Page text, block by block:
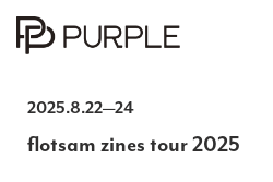
2025.8.22—24
flotsam zines tour 2025